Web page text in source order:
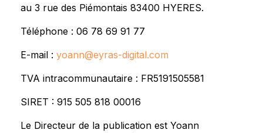
au 3 rue des Piémontais 83400 HYERES.
Téléphone : 06 78 69 91 77
E-mail : yoann@eyras-digital.com
TVA intracommunautaire : FR5191505581
SIRET : 915 505 818 00016
Le Directeur de la publication est Yoann